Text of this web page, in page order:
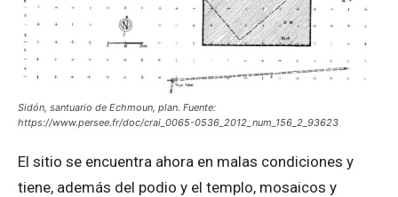
Sidón, santuario de Echmoun, plan. Fuente:
https://www.persee.fr/doc/crai_0065-0536_2012_num_156_2_93623
El sitio se encuentra ahora en malas condiciones y
tiene, además del podio y el templo, mosaicos y